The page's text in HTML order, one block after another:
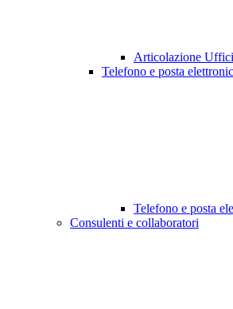
Articolazione Uffici
Telefono e posta
Telefono e posta
Consulenti e collaboratori